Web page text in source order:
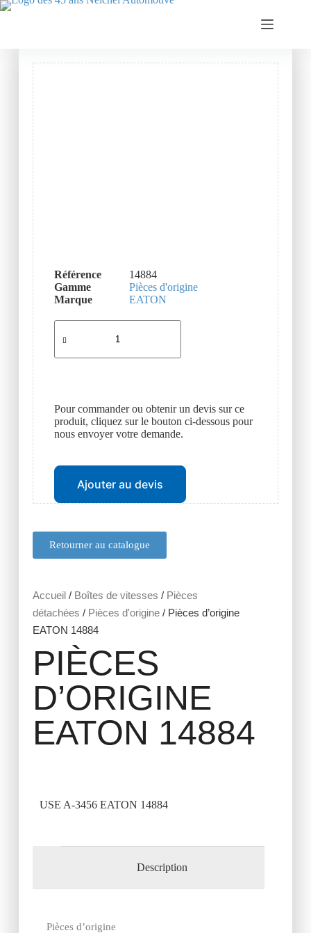
Retourner au catalogue
Accueil/ Boîtes de vitesses / Pièces
détachées / Pièces d'origine/ Pièces d’origine
EATON 14884
PIÈCES
D’ORIGINE
EATON 14884
USE A-3456 EATON 14884
Description
Pièces d’origine
Référence
14884
Gamme
Pièces d'origine
Marque
EATON
Pour commander ou obtenir un devis sur ce
produit, cliquez sur le bouton ci-dessous pour
nous envoyer votre demande.
Ajouter au devis